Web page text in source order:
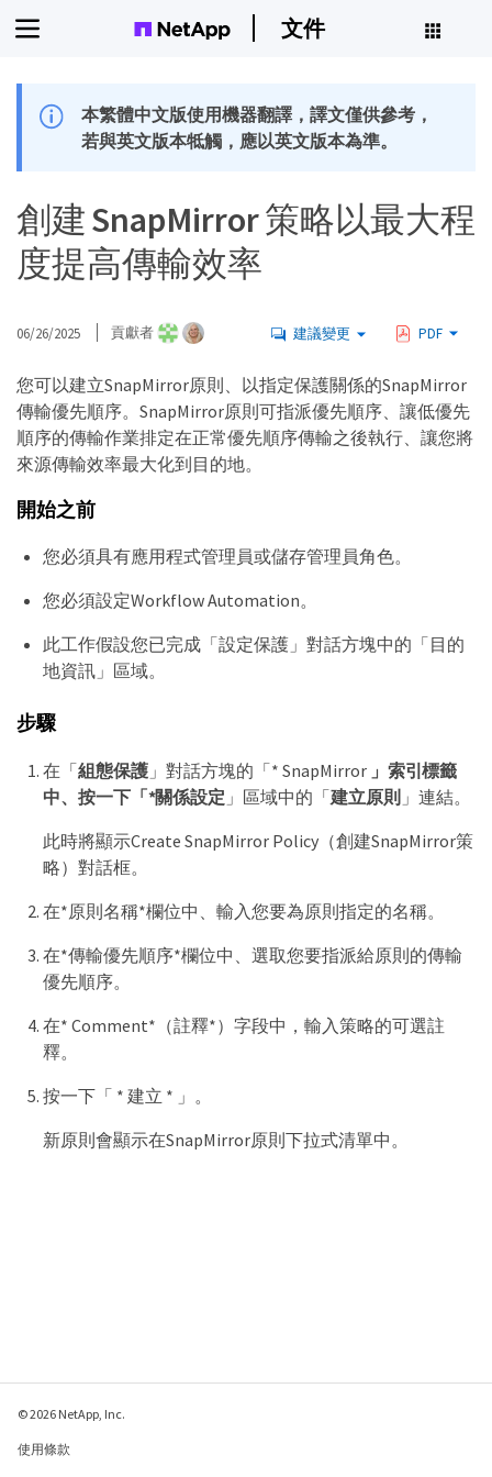
文件
本繁體中文版使用機器翻譯，譯文僅供參考，
若與英文版本牴觸，應以英文版本為準。
創建 SnapMirror 策略以最大程
度提高傳輸效率
06/26/2025 貢獻者 建議變更 PDF
您可以建立SnapMirror原則、以指定保護關係的SnapMirror
傳輸優先順序。SnapMirror原則可指派優先順序、讓低優先
順序的傳輸作業排定在正常優先順序傳輸之後執行、讓您將
來源傳輸效率最大化到目的地。
開始之前
您必須具有應用程式管理員或儲存管理員角色。
您必須設定Workflow Automation。
此工作假設您已完成「設定保護」對話方塊中的「目的
地資訊」區域。
步驟
在「組態保護」對話方塊的「* SnapMirror 」索引標籤
中、按一下「*關係設定 」區域中的「建立原則」連結。
此時將顯示Create SnapMirror Policy（創建SnapMirror策
略）對話框。
在*原則名稱*欄位中、輸入您要為原則指定的名稱。
在*傳輸優先順序*欄位中、選取您要指派給原則的傳輸
優先順序。
在* Comment*（註釋*）字段中，輸入策略的可選註
釋。
按一下「 * 建立 * 」。
新原則會顯示在SnapMirror原則下拉式清單中。
© 2026 NetApp, Inc.
使用條款